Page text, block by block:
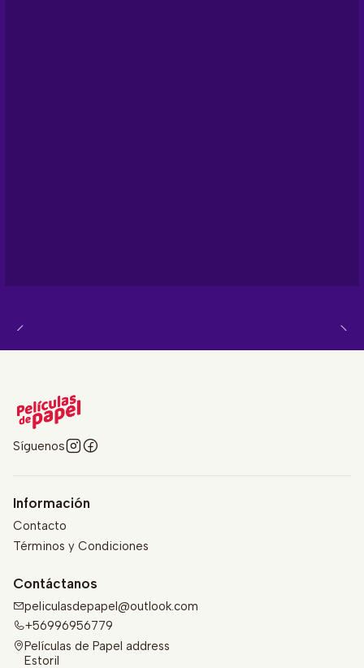
Síguenos
Información
Contacto
Términos y Condiciones
Contáctanos
peliculasdepapel@outlook.com
+56996956779
Películas de Papel address
Estoril